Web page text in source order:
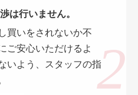
は行いません。
買いをされないか不
ご安心いただけるよ
いよう、スタッフの指